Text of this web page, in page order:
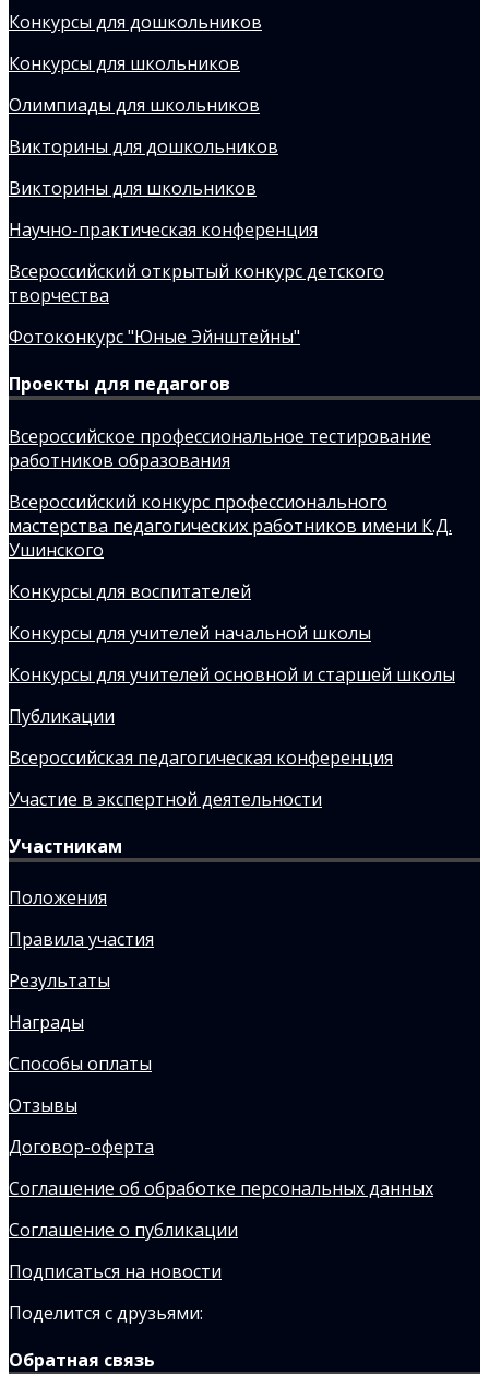
Конкурсы для дошкольников
Конкурсы для школьников
Олимпиады для школьников
Викторины для дошкольников
Викторины для школьников
Научно-практическая конференция
Всероссийский открытый конкурс детского
творчества
Фотоконкурс "Юные Эйнштейны"
Проекты для педагогов
Всероссийское профессиональное тестирование
работников образования
Всероссийский конкурс профессионального
мастерства педагогических работников имени К.Д.
Ушинского
Конкурсы для воспитателей
Конкурсы для учителей начальной школы
Конкурсы для учителей основной и старшей школы
Публикации
Всероссийская педагогическая конференция
Участие в экспертной деятельности
Участникам
Положения
Правила участия
Результаты
Награды
Способы оплаты
Отзывы
Договор-оферта
Соглашение об обработке персональных данных
Соглашение о публикации
Подписаться на новости
Поделится с друзьями:
Обратная связь